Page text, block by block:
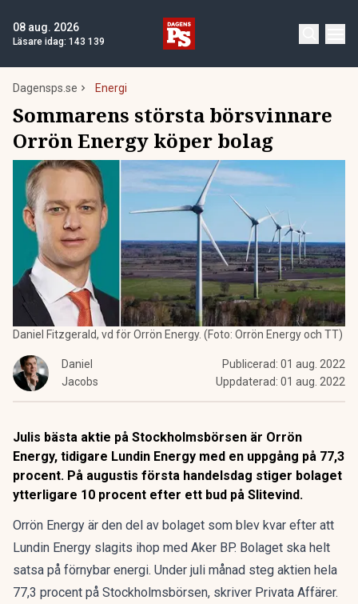
08 aug. 2026
Läsare idag: 143 139
Dagensps.se Energi
Sommarens största börsvinnare
Orrön Energy köper bolag
Daniel Fitzgerald, vd för Orrön Energy. (Foto: Orrön Energy och TT)
Daniel
Jacobs
Publicerad: 01 aug. 2022
Uppdaterad: 01 aug. 2022
Julis bästa aktie på Stockholmsbörsen är Orrön
Energy, tidigare Lundin Energy med en uppgång på 77,3
procent. På augustis första handelsdag stiger bolaget
ytterligare 10 procent efter ett bud på Slitevind.
Orrön Energy är den del av bolaget som blev kvar efter att
Lundin Energy slagits ihop med Aker BP. Bolaget ska helt
satsa på förnybar energi. Under juli månad steg aktien hela
77,3 procent på Stockholmsbörsen, skriver Privata Affärer.